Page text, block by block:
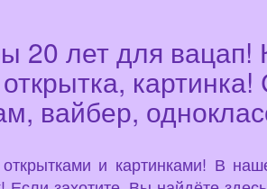
20 лет для
вайбер,
и картинками! В